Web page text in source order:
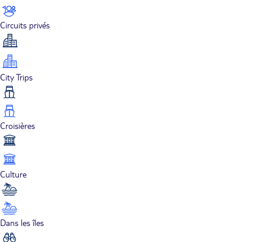
Circuits privés
City Trips
Croisières
Culture
Dans les îles